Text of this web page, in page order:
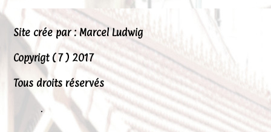
Site crée par : Marcel Ludwig
Copyrigt ( 7 ) 2017
Tous droits réservés
.